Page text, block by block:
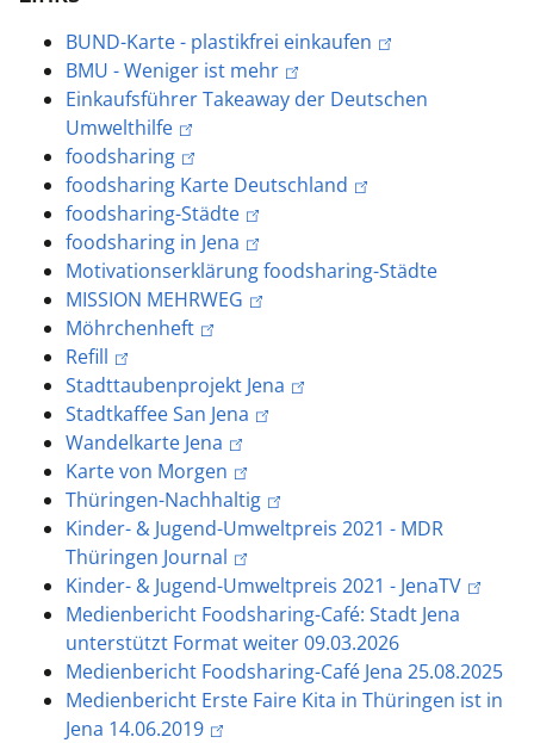
BUND-Karte - plastikfrei einkaufen
BMU - Weniger ist mehr
Einkaufsführer Takeaway der Deutschen
Umwelthilfe
foodsharing
foodsharing Karte Deutschland
foodsharing-Städte
foodsharing in Jena
Motivationserklärung foodsharing-Städte
MISSION MEHRWEG
Möhrchenheft
Refill
Stadttaubenprojekt Jena
Stadtkaffee San Jena
Wandelkarte Jena
Karte von Morgen
Thüringen-Nachhaltig
Kinder- & Jugend-Umweltpreis 2021 - MDR
Thüringen Journal
Kinder- & Jugend-Umweltpreis 2021 - JenaTV
Medienbericht Foodsharing-Café: Stadt Jena
unterstützt Format weiter 09.03.2026
Medienbericht Foodsharing-Café Jena 25.08.2025
Medienbericht Erste Faire Kita in Thüringen ist in
Jena 14.06.2019